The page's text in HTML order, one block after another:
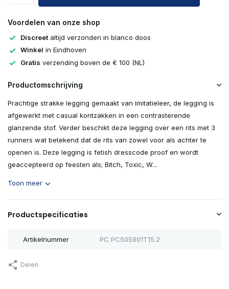
Voordelen van onze shop
Discreet altijd verzonden in blanco doos
Winkel in Eindhoven
Gratis verzending boven de € 100 (NL)
Productomschrijving
Prachtige strakke legging gemaakt van imitatieleer, de legging is
afgewerkt met casual kontzakken in een contrasterende
glanzende stof. Verder beschikt deze legging over een rits met 3
runners wat betekend dat de rits van zowel voor als achter te
openen is. Deze legging is fetish dresscode proof en wordt
geaccepteerd op feesten als; Bitch, Toxic, W...
Toon meer
Productspecificaties
Artikelnummer PC PC505901T15.2
Delen